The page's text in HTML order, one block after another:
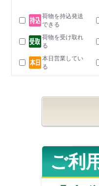
荷物を持込発送
できる
荷物を受け取れ
る
本日営業してい
る
ご利